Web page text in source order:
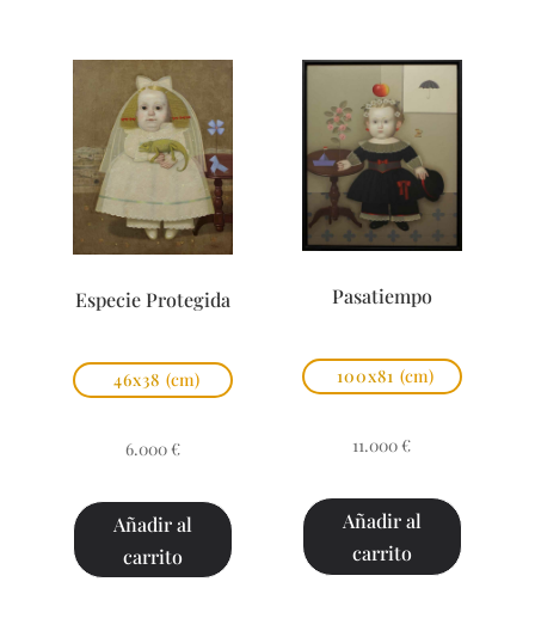
Especie Protegida
46x38 (cm)
6.000 €
Añadir al
carrito
Pasatiempo
100x81 (cm)
11.000 €
Añadir al
carrito